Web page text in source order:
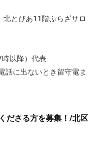
とぴあ11階ぷらざサロ
以降）代表
に出ないとき留守電ま
ださる方を募集！/北区